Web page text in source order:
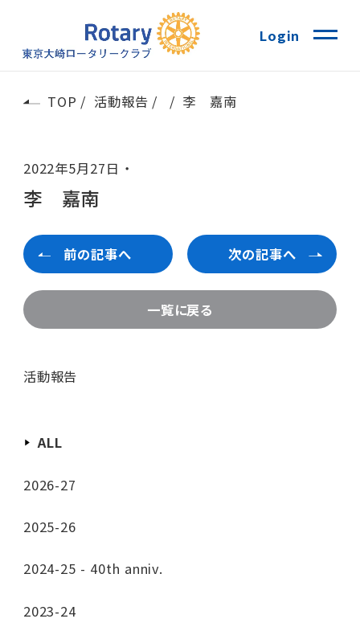
Login
TOP 活動報告 李 嘉南
2022年5月27日
李 嘉南
前の記事へ
一覧に戻る
次の記事へ
活動報告
ALL
2026-27
2025-26
2024-25 - 40th anniv.
2023-24